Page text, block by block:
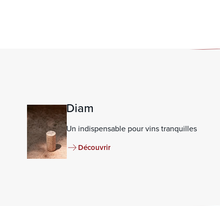
Diam
Un indispensable pour vins tranquilles
Découvrir